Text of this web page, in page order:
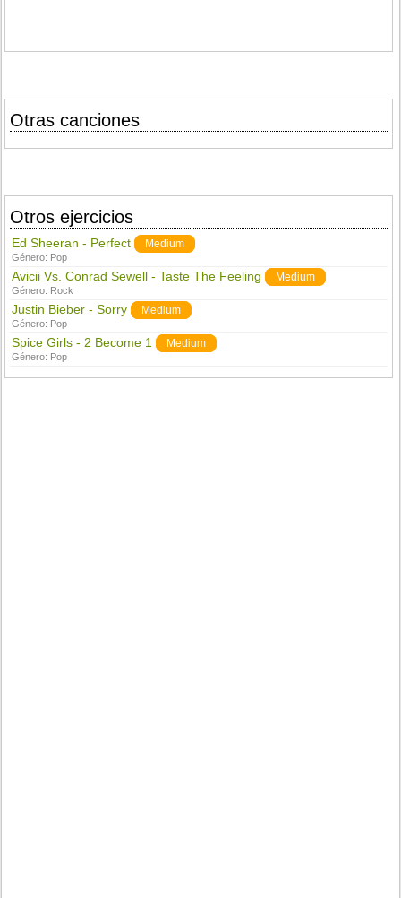
Otras canciones
Otros ejercicios
Ed Sheeran - Perfect Medium
Género: Pop
Avicii Vs. Conrad Sewell - Taste The Feeling Medium
Género: Rock
Justin Bieber - Sorry Medium
Género: Pop
Spice Girls - 2 Become 1 Medium
Género: Pop